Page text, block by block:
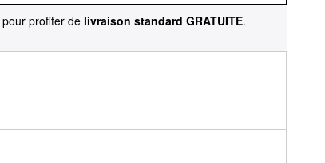
pour profiter de livraison standard GRATUITE.